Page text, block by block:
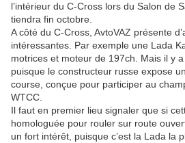
l’intérieur du C-Cross lors du Salon de
tiendra fin octobre.
A côté du C-Cross, AvtoVAZ présente
intéressantes. Par exemple une Lada
motrices et moteur de 197ch. Mais il y
puisque le constructeur russe expose
course, conçue pour participer au
WTCC.
Il faut en premier lieu signaler que si
homologuée pour rouler sur route
un fort intérêt, puisque c’est la Lada la